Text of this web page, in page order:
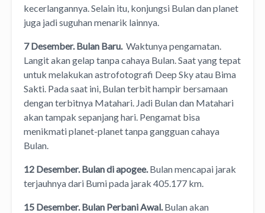
kecerlangannya. Selain itu, konjungsi Bulan dan planet
juga jadi suguhan menarik lainnya.
7 Desember. Bulan Baru. Waktunya pengamatan.
Langit akan gelap tanpa cahaya Bulan. Saat yang tepat
untuk melakukan astrofotografi Deep Sky atau Bima
Sakti. Pada saat ini, Bulan terbit hampir bersamaan
dengan terbitnya Matahari. Jadi Bulan dan Matahari
akan tampak sepanjang hari. Pengamat bisa
menikmati planet-planet tanpa gangguan cahaya
Bulan.
12 Desember. Bulan di apogee. Bulan mencapai jarak
terjauhnya dari Bumi pada jarak 405.177 km.
15 Desember. Bulan Perbani Awal. Bulan akan